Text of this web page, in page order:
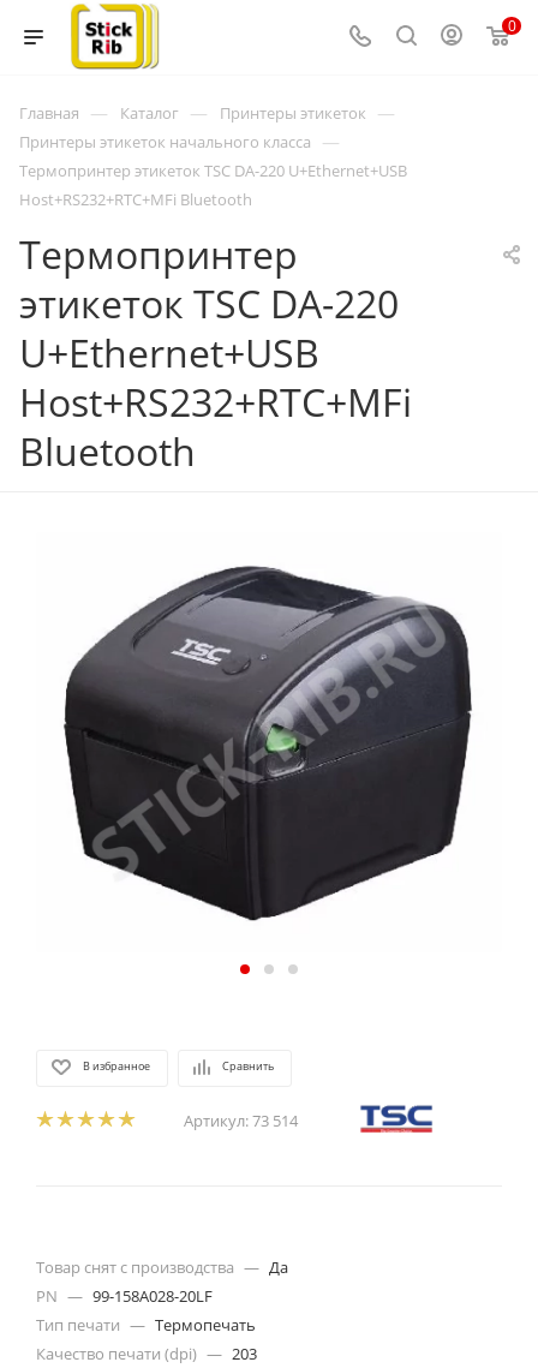
0
Главная — Каталог — Принтеры этикеток —
Принтеры этикеток начального класса —
Термопринтер этикеток TSC DA-220 U+Ethernet+USB
Host+RS232+RTC+MFi Bluetooth
Термопринтер
этикеток TSC DA-220
U+Ethernet+USB
Host+RS232+RTC+MFi
Bluetooth
В избранное Сравнить
Артикул:73 514
Товар снят с производства — Да
PN — 99-158A028-20LF
Тип печати — Термопечать
Качество печати (dpi) — 203